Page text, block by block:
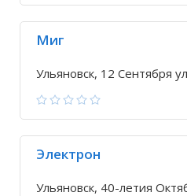
Миг
Ульяновск, 12 Сентября
Электрон
Ульяновск, 40-летия